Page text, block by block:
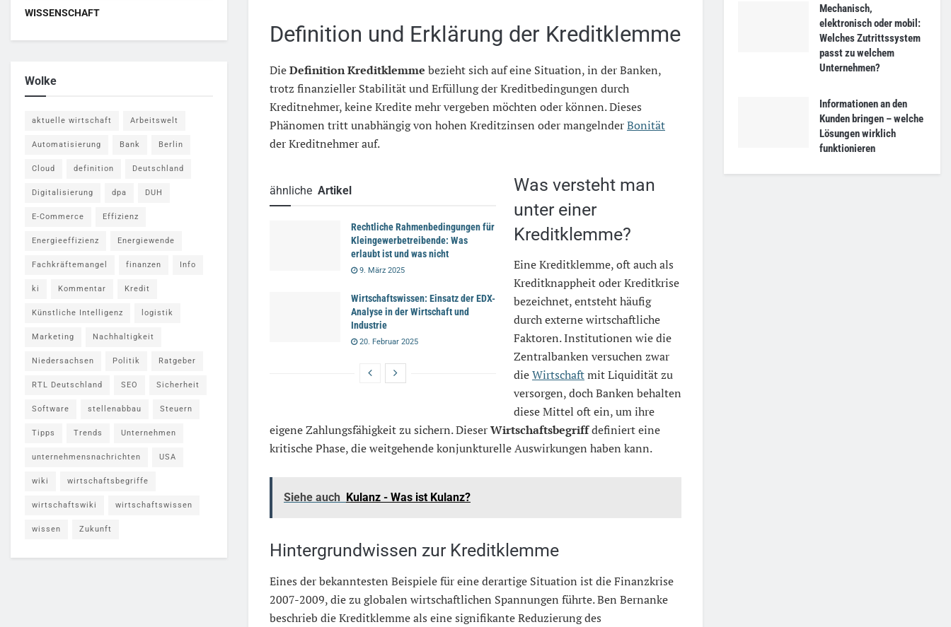
Definition und Erklärung der Kreditklemme
DieDefinition Kreditklemme bezieht sich auf eine Situation, in der Banken,
trotz finanzieller Stabilität und Erfüllung der Kreditbedingungen durch
Kreditnehmer, keine Kredite mehr vergeben möchten oder können. Dieses
Phänomen tritt unabhängig von hohen Kreditzinsen oder mangelnderBonität
der Kreditnehmer auf.
ähnliche Artikel
Rechtliche Rahmenbedingungen für
Kleingewerbetreibende: Was
erlaubt ist und was nicht
9. März 2025
Wirtschaftswissen: Einsatz der EDX-
Analyse in der Wirtschaft und
Industrie
20. Februar 2025
Was versteht man
unter einer
Kreditklemme?
Eine Kreditklemme, oft auch als
Kreditknappheit oder Kreditkrise
bezeichnet, entsteht häufig
durch externe wirtschaftliche
Faktoren. Institutionen wie die
Zentralbanken versuchen zwar
dieWirtschaftmit Liquidität zu
versorgen, doch Banken behalten
diese Mittel oft ein, um ihre
eigene Zahlungsfähigkeit zu sichern. DieserWirtschaftsbegriffdefiniert eine
kritische Phase, die weitgehende konjunkturelle Auswirkungen haben kann.
Siehe auch Kulanz - Was ist Kulanz?
Hintergrundwissen zur Kreditklemme
Eines der bekanntesten Beispiele für eine derartige Situation ist die Finanzkrise
2007-2009, die zu globalen wirtschaftlichen Spannungen führte. Ben Bernanke
beschrieb die Kreditklemme als eine signifikante Reduzierung des
WISSENSCHAFT
Wolke
aktuelle wirtschaft Arbeitswelt
Automatisierung Bank Berlin
Cloud definition Deutschland
Digitalisierung dpa DUH
E-Commerce Effizienz
Energieeffizienz Energiewende
Fachkräftemangel finanzen Info
ki Kommentar Kredit
Künstliche Intelligenz logistik
Marketing Nachhaltigkeit
Niedersachsen Politik Ratgeber
RTL Deutschland SEO Sicherheit
Software stellenabbau Steuern
Tipps Trends Unternehmen
unternehmensnachrichten USA
wiki wirtschaftsbegriffe
wirtschaftswiki wirtschaftswissen
wissen Zukunft
Mechanisch,
elektronisch oder mobil:
Welches Zutrittssystem
passt zu welchem
Unternehmen?
Informationen an den
Kunden bringen – welche
Lösungen wirklich
funktionieren